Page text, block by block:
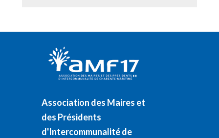
Association des Maires et
des Présidents
d'Intercommunalité de